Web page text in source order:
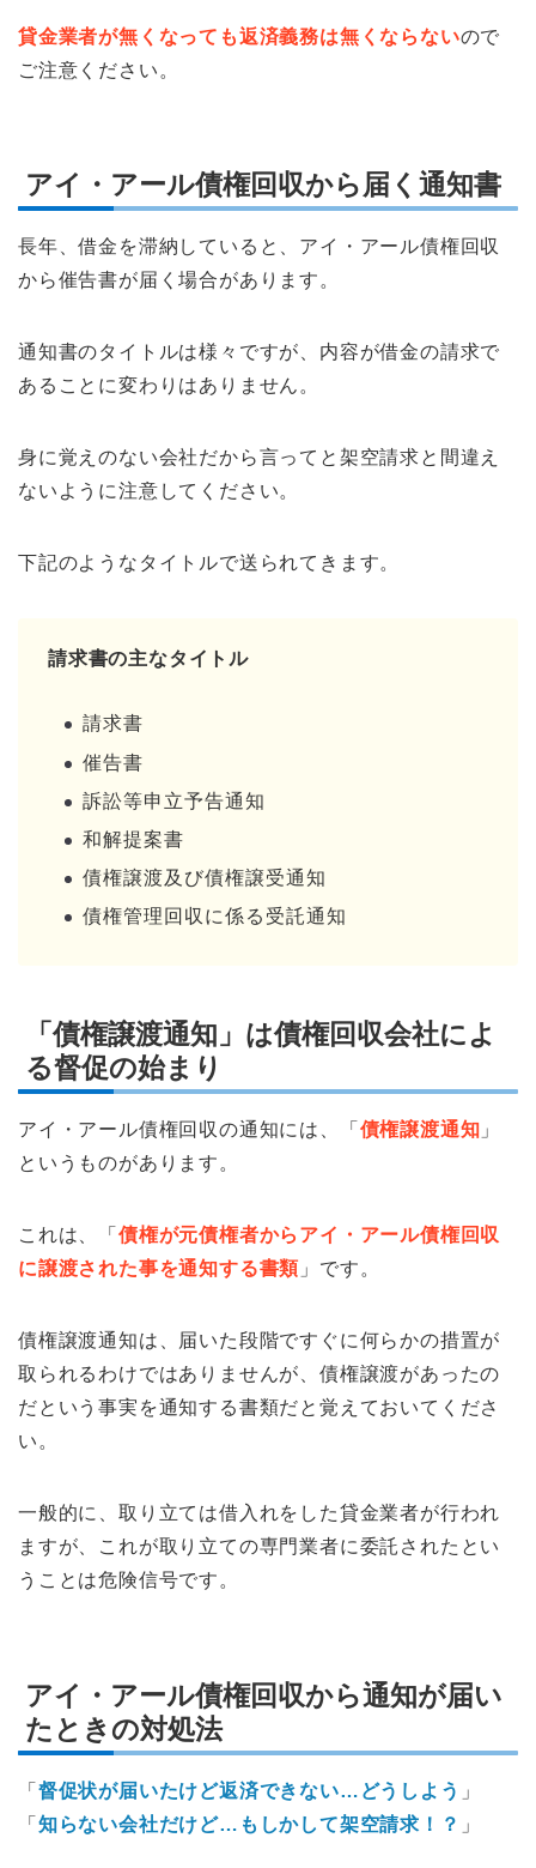
貸金業者が無くなっても返済義務は無くならないので
ご注意ください。
アイ・アール債権回収から届く通知書
長年、借金を滞納していると、アイ・アール債権回収
から催告書が届く場合があります。
通知書のタイトルは様々ですが、内容が借金の請求で
あることに変わりはありません。
身に覚えのない会社だから言ってと架空請求と間違え
ないように注意してください。
下記のようなタイトルで送られてきます。
請求書の主なタイトル
請求書
催告書
訴訟等申立予告通知
和解提案書
債権譲渡及び債権譲受通知
債権管理回収に係る受託通知
「債権譲渡通知」は債権回収会社によ
る督促の始まり
アイ・アール債権回収の通知には、「 債権譲渡通知 」
というものがあります。
これは、「 債権が元債権者からアイ・アール債権回収
に譲渡された事を通知する書類 」です。
債権譲渡通知は、届いた段階ですぐに何らかの措置が
取られるわけではありませんが、債権譲渡があったの
だという事実を通知する書類だと覚えておいてくださ
い。
一般的に、取り立ては借入れをした貸金業者が行われ
ますが、これが取り立ての専門業者に委託されたとい
うことは危険信号です。
アイ・アール債権回収から通知が届い
たときの対処法
「 督促状が届いたけど返済できない…どうしよう 」
「 知らない会社だけど…もしかして架空請求！？ 」